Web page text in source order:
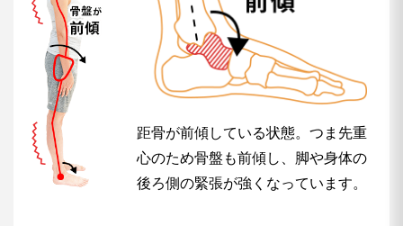
距骨が前傾している状態。つま先重
心のため骨盤も前傾し、脚や身体の
後ろ側の緊張が強くなっています。